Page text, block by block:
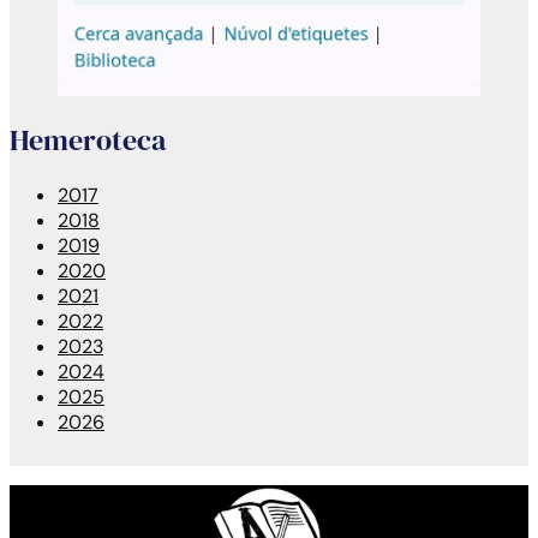
Hemeroteca
2017
2018
2019
2020
2021
2022
2023
2024
2025
2026